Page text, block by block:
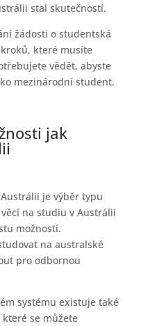
stal skutečností.
žádosti o studentská
které musíte
vědět, abyste
mezinárodní student.
jak
je výběr typu
na studiu v Austrálii
možností.
na australské
pro odbornou
systému existuje také
se můžete